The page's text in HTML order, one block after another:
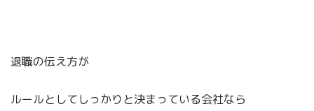
退職の伝え方が
ルールとしてしっかりと決まっている会社なら